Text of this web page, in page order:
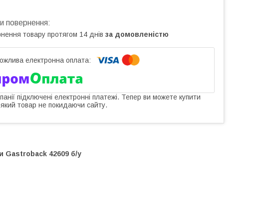
товару протягом 14 днів за домовленістю
підключені електронні платежі. Тепер ви можете купити
товар не покидаючи сайту.
Gastroback 42609 б/у